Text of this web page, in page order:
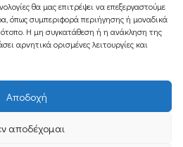
θα μας επιτρέψει να επεξεργαστούμε
όπως συμπεριφορά περιήγησης ή μοναδικά
Η μη συγκατάθεση ή η ανάκληση της
αρνητικά ορισμένες λειτουργίες και
Αποδοχή
αποδέχομαι
μας